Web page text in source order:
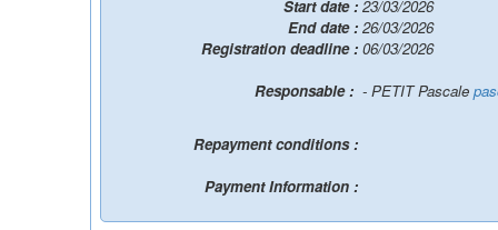
Start date : 23/03/2026
End date : 26/03/2026
Registration deadline : 06/03/2026
- PETIT Pascale
Repayment conditions :
Payment Information :